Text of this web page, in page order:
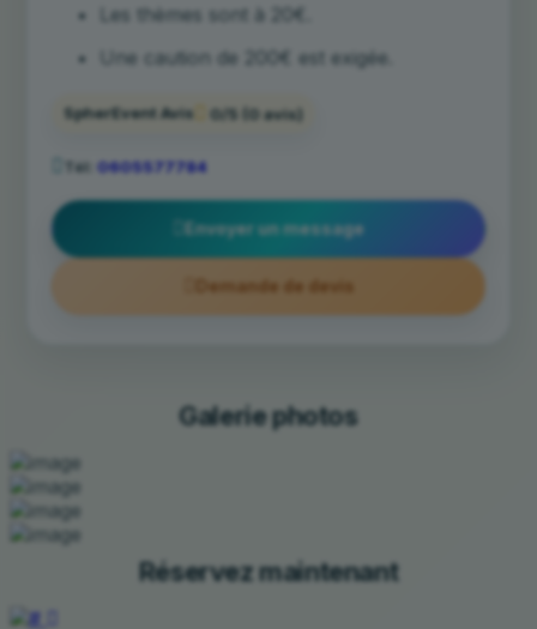
Les thèmes sont à 20€.
Une caution de 200€ est exigée.
SpherEvent Avis 0/5 (0 avis)
Tél: 0605577784
Envoyer un message
Demande de devis
Galerie photos
Réservez maintenant